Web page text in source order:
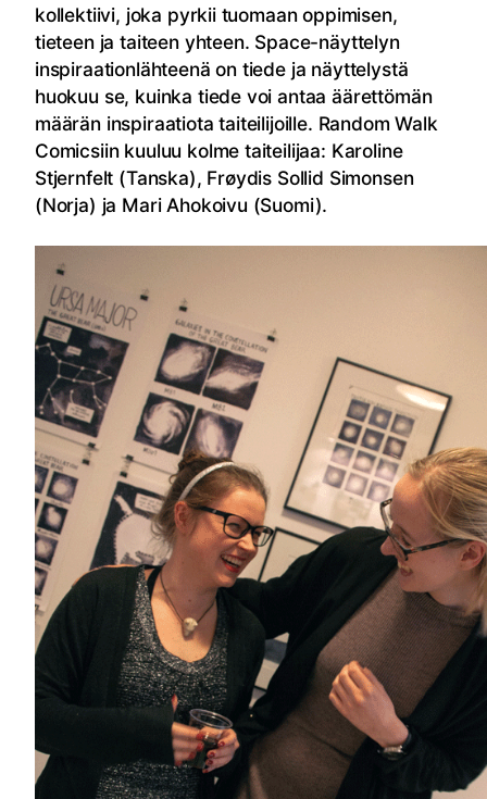
kollektiivi, joka pyrkii tuomaan oppimisen,
tieteen ja taiteen yhteen. Space-näyttelyn
inspiraationlähteenä on tiede ja näyttelystä
huokuu se, kuinka tiede voi antaa äärettömän
määrän inspiraatiota taiteilijoille. Random Walk
Comicsiin kuuluu kolme taiteilijaa: Karoline
Stjernfelt (Tanska), Frøydis Sollid Simonsen
(Norja) ja Mari Ahokoivu (Suomi).